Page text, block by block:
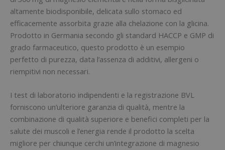
altamente biodisponibile, delicata sullo stomaco ed
efficacemente assorbita grazie alla chelazione con la glicina.
Prodotto in Germania secondo gli standard HACCP e GMP di
grado farmaceutico, questo prodotto è un esempio
perfetto di purezza, data l’assenza di additivi, allergeni o
riempitivi non necessari.
I test di laboratorio indipendenti e la registrazione BVL
forniscono un’ulteriore garanzia di qualità, mentre la
combinazione di qualità superiore e benefici completi per la
salute dei muscoli e l’energia rende il prodotto la scelta
migliore per chiunque cerchi un’integrazione di magnesio